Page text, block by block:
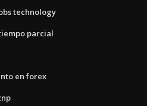
technology
parcial
en forex